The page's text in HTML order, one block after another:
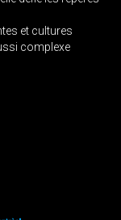
et cultures
complexe